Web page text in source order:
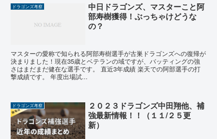
ドラゴンズ考察
中日ドラゴンズ、マスターこと阿
部寿樹獲得！ぶっちゃけどうな
の？
マスターの愛称で知られる阿部寿樹選手が古巣ドラゴンズへの復帰が
決まりました！現在35歳とベテランの域ですが、バッティングの強
さはまだまだ健在な選手です。 直近3年成績 楽天での阿部選手の打
撃成績です。 年度出場試...
ドラゴンズ考察
２０２３ドラゴンズ中田翔他、補
強最新情報！！（１１/２５更
新）